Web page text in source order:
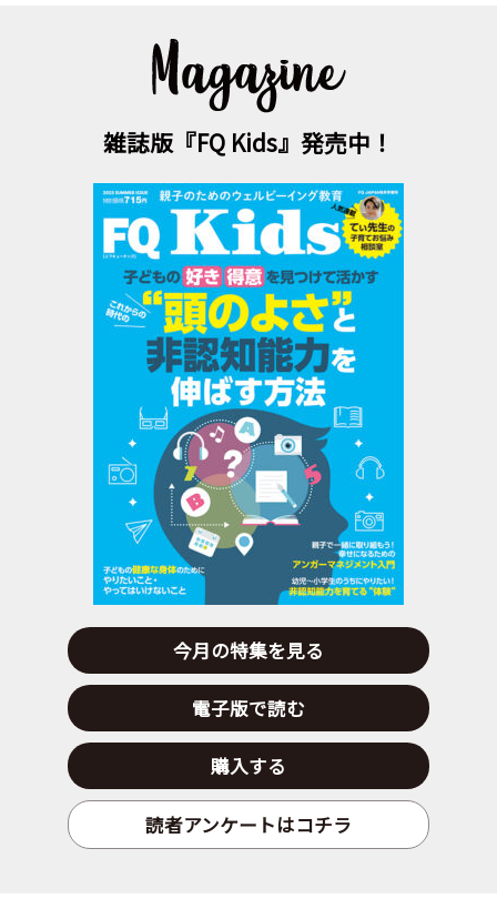
雑誌版『FQ Kids』発売中！
今月の特集を見る
電子版で読む
購入する
読者アンケートはコチラ